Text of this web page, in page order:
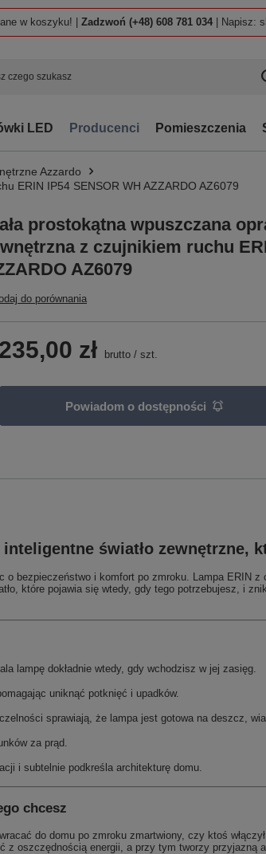
w koszyku! | Zadzwoń (+48) 608 781 034 | Napisz:
LED Producenci Pomieszczenia
Azzardo
ERIN IP54 SENSOR WH AZZARDO AZ6079
prostokątna wpuszczana
z czujnikiem ruchu
AZ6079
do porównania
235,00 zł brutto / szt.
Powiadom o dostępności
światło zewnętrzne,
o bezpieczeństwo i komfort po zmroku. Lampa ERIN
które pojawia się wtedy, gdy tego potrzebujesz, i
lampę dokładnie wtedy, gdy wchodzisz w jej zasięg.
uniknąć potknięć i upadków.
sprawiają, że lampa jest gotowa na deszcz,
za prąd.
i subtelnie podkreśla architekturę domu.
chcesz
do domu po zmroku zmartwiony, czy ktoś
energii, a przy tym tworzy przyjazną